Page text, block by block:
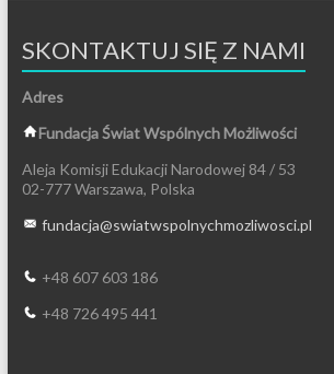
SKONTAKTUJ SIĘ Z NAMI
Adres
Fundacja Świat Wspólnych Możliwości
Aleja Komisji Edukacji Narodowej 84 / 53
02-777 Warszawa, Polska
fundacja@swiatwspolnychmozliwosci.pl
+48 607 603 186
+48 726 495 441